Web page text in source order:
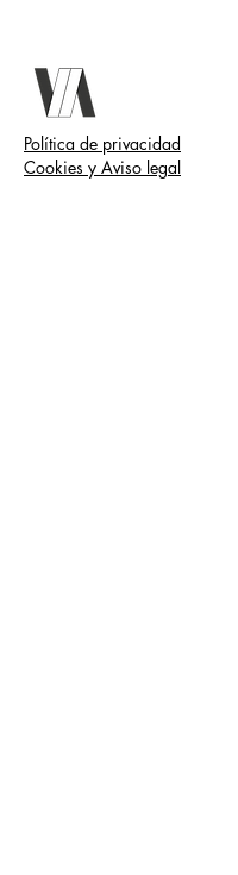
Política de privacidad
Cookies y Aviso legal